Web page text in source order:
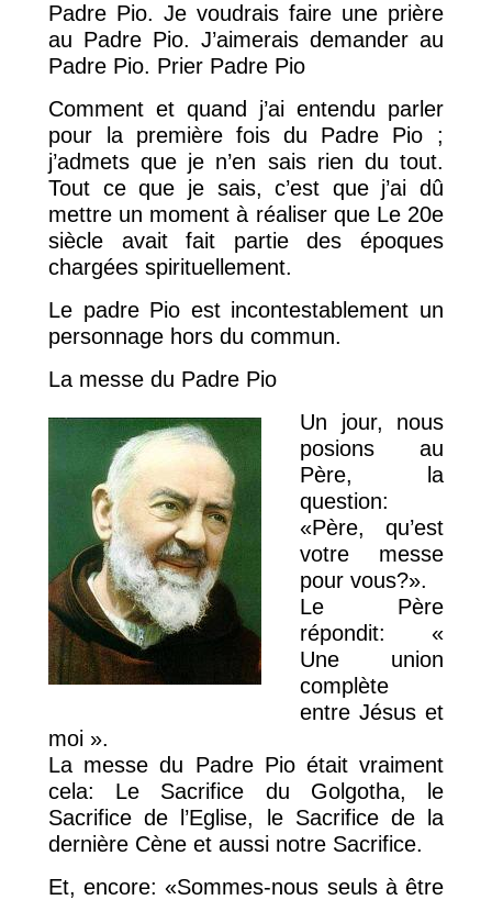
Padre Pio. Je voudrais faire une prière
au Padre Pio. J’aimerais demander au
Padre Pio. Prier Padre Pio
Comment et quand j’ai entendu parler
pour la première fois du Padre Pio ;
j’admets que je n’en sais rien du tout.
Tout ce que je sais, c’est que j’ai dû
mettre un moment à réaliser que Le 20e
siècle avait fait partie des époques
chargées spirituellement.
Le padre Pio est incontestablement un
personnage hors du commun.
La messe du Padre Pio
Un jour, nous
posions au
Père, la
question:
«Père, qu’est
votre messe
pour vous?».
Le Père
répondit: «
Une union
complète
entre Jésus et
moi ».
La messe du Padre Pio était vraiment
cela: Le Sacrifice du Golgotha, le
Sacrifice de l’Eglise, le Sacrifice de la
dernière Cène et aussi notre Sacrifice.
Et, encore: «Sommes-nous seuls à être